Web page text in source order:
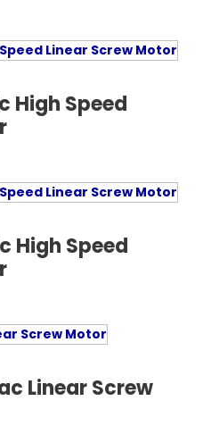
High Speed
High Speed
Linear Screw